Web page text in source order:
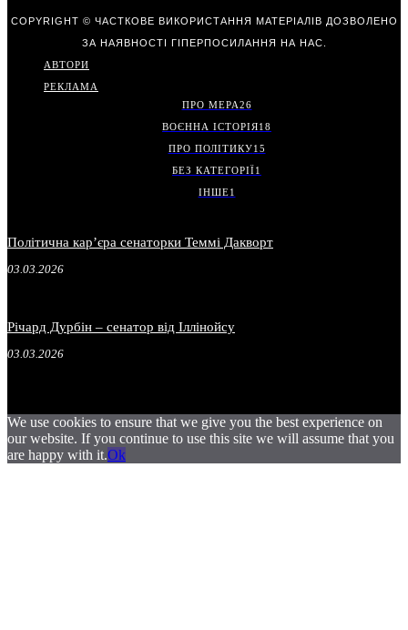
COPYRIGHT © ЧАСТКОВЕ ВИКОРИСТАННЯ МАТЕРІАЛІВ ДОЗВОЛЕНО
ЗА НАЯВНОСТІ ГІПЕРПОСИЛАННЯ НА НАС.
АВТОРИ
РЕКЛАМА
ПРО МЕРА26
ВОЄННА ІСТОРІЯ18
ПРО ПОЛІТИКУ15
БЕЗ КАТЕГОРІЇ1
ІНШЕ1
Політична карʼєра сенаторки Теммі Дакворт
03.03.2026
Річард Дурбін – сенатор від Іллінойсу
03.03.2026
We use cookies to ensure that we give you the best experience on
our website. If you continue to use this site we will assume that you
are happy with it.Ok